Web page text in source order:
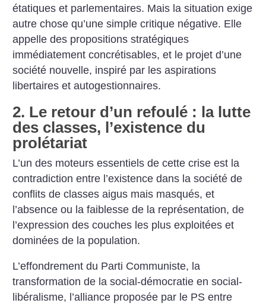
étatiques et parlementaires. Mais la situation exige
autre chose qu’une simple critique négative. Elle
appelle des propositions stratégiques
immédiatement concrétisables, et le projet d’une
société nouvelle, inspiré par les aspirations
libertaires et autogestionnaires.
2. Le retour d’un refoulé : la lutte
des classes, l’existence du
prolétariat
L’un des moteurs essentiels de cette crise est la
contradiction entre l’existence dans la société de
conflits de classes aigus mais masqués, et
l’absence ou la faiblesse de la représentation, de
l’expression des couches les plus exploitées et
dominées de la population.
L’effondrement du Parti Communiste, la
transformation de la social-démocratie en social-
libéralisme, l’alliance proposée par le PS entre